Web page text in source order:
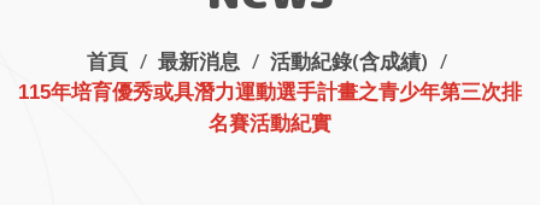
首頁 最新消息 活動紀錄(含成績)
115年培育優秀或具潛力運動選手計畫之青少年第三次排
名賽活動紀實